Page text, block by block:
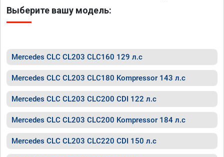
Выберите вашу модель:
Mercedes CLC CL203 CLC160 129 л.с
Mercedes CLC CL203 CLC180 Kompressor 143 л.с
Mercedes CLC CL203 CLC200 CDI 122 л.с
Mercedes CLC CL203 CLC200 Kompressor 184 л.с
Mercedes CLC CL203 CLC220 CDI 150 л.с